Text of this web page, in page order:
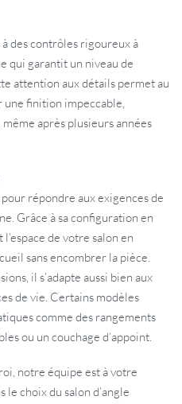
à des contrôles rigoureux à
qui garantit un niveau de
attention aux détails permet au
une finition impeccable,
après plusieurs années
répondre aux exigences de
Grâce à sa configuration en
de votre salon en
sans encombrer la pièce.
il s’adapte aussi bien aux
de vie. Certains modèles
comme des rangements
ou un couchage d’appoint.
notre équipe est à votre
choix du salon d’angle